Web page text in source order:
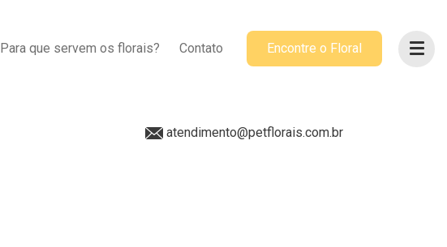
Para que servem os florais? Contato Encontre o Floral
ACOMPANHE-NOS
@petflorais
atendimento@petflorais.com.br